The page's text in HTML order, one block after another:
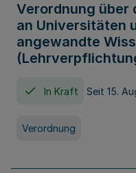
Verordnung über
an Universitäten
angewandte
In Kraft Seit 15.
Verordnung